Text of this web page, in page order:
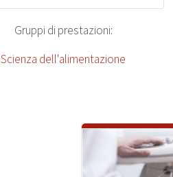
Gruppi di prestazioni:
Scienza dell'alimentazione